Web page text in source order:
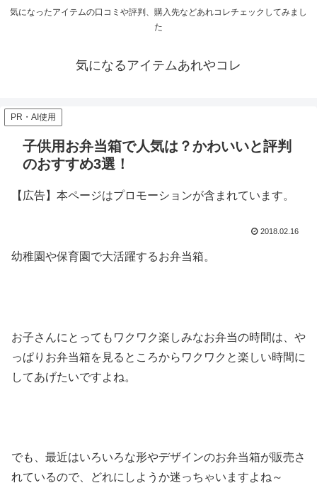
気になったアイテムの口コミや評判、購入先などあれコレチェックしてみまし
た
気になるアイテムあれやコレ
PR・AI使用
子供用お弁当箱で人気は？かわいいと評判
のおすすめ3選！
【広告】本ページはプロモーションが含まれています。
2018.02.16
幼稚園や保育園で大活躍するお弁当箱。
お子さんにとってもワクワク楽しみなお弁当の時間は、や
っぱりお弁当箱を見るところからワクワクと楽しい時間に
してあげたいですよね。
でも、最近はいろいろな形やデザインのお弁当箱が販売さ
れているので、どれにしようか迷っちゃいますよね～